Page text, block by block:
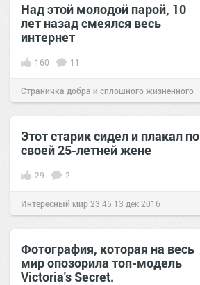
Над этой молодой парой, 10
лет назад смеялся весь
интернет
160 11
Страничка добра и сплошного жизненного
позитива!14:1917 ноя 2020
Этот старик сидел и плакал по
своей 25-летней жене
29 2
Интересный мир 23:45 13 дек 2016
Фотография, которая на весь
мир опозорила топ-модель
Victoria's Secret.